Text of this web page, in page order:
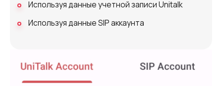
Используя данные учетной записи Unitalk
Используя данные SIP аккаунта